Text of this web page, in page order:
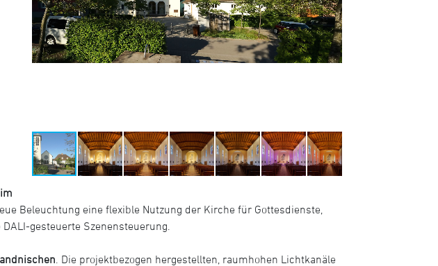
Beleuchtung eine flexible Nutzung der Kirche für Gottesdienste,
gesteuerte Szenensteuerung.
. Die projektbezogen hergestellten, raumhohen Lichtkanäle